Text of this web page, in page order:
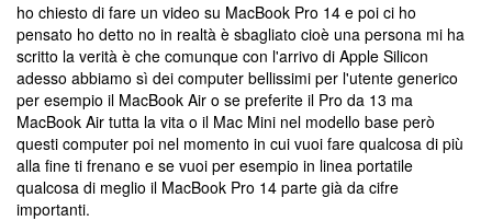
ho chiesto di fare un video su MacBook Pro 14 e poi ci ho
pensato ho detto no in realtà è sbagliato cioè una persona mi ha
scritto la verità è che comunque con l'arrivo di Apple Silicon
adesso abbiamo sì dei computer bellissimi per l'utente generico
per esempio il MacBook Air o se preferite il Pro da 13 ma
MacBook Air tutta la vita o il Mac Mini nel modello base però
questi computer poi nel momento in cui vuoi fare qualcosa di più
alla fine ti frenano e se vuoi per esempio in linea portatile
qualcosa di meglio il MacBook Pro 14 parte già da cifre
importanti.